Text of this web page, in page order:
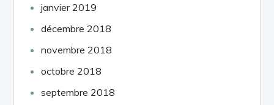
janvier 2019
décembre 2018
novembre 2018
octobre 2018
septembre 2018